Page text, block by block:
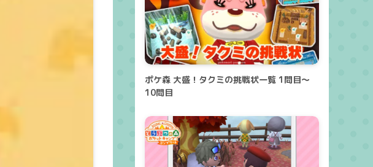
ポケ森 大盛！タクミの挑戦状一覧 1問目～
10問目